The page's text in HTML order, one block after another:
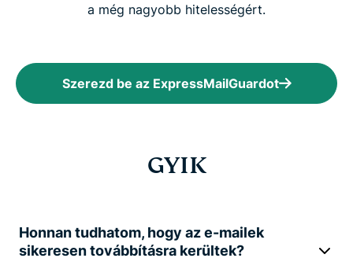
a még nagyobb hitelességért.
Szerezd be az ExpressMailGuardot
GYIK
Honnan tudhatom, hogy az e-mailek
sikeresen továbbításra kerültek?